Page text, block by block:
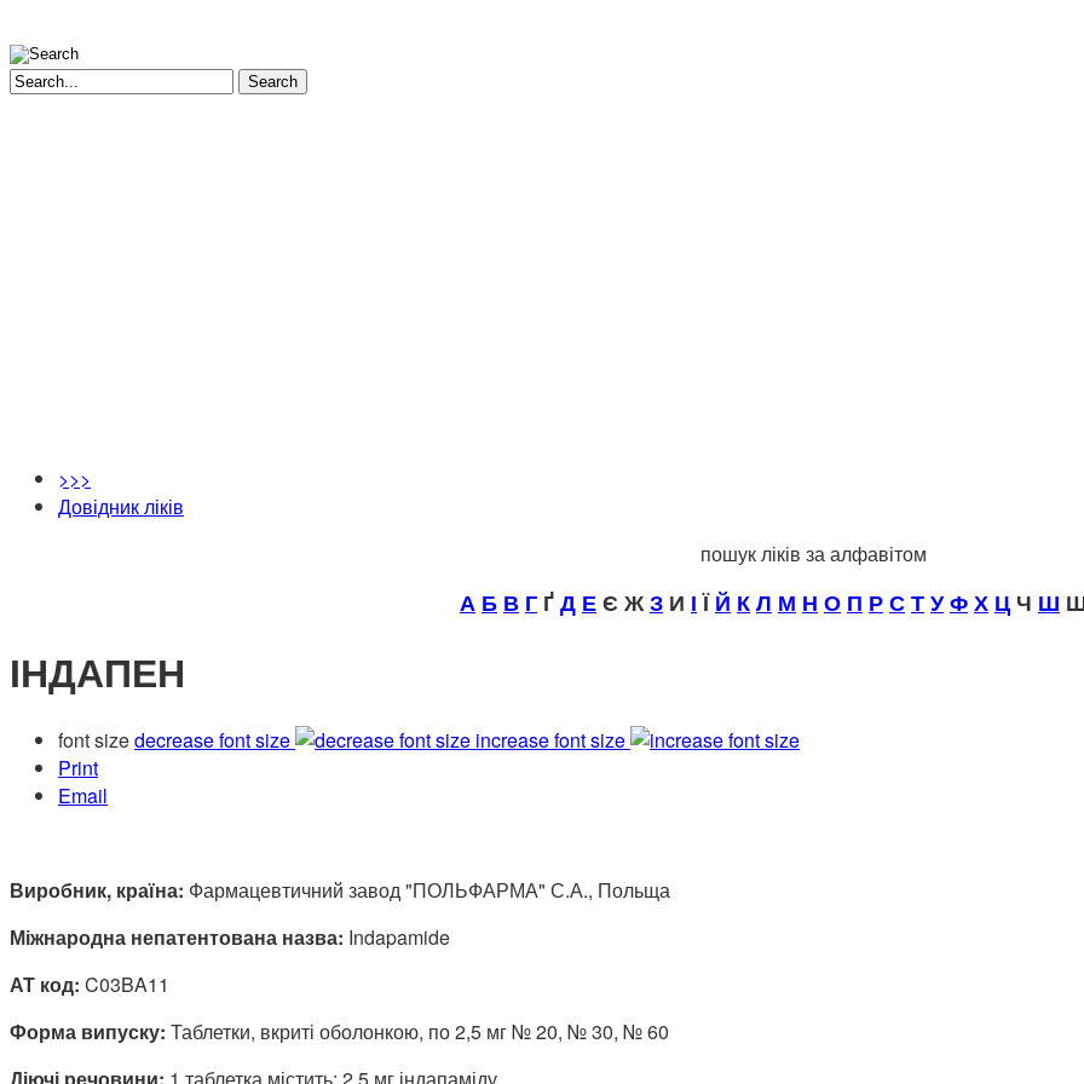
Search
>>>
Довідник ліків
пошук ліків за алфавітом
А Б В Г ҐД ЕЄ ЖЗ И ІЇЙ КЛ М Н О П РСТУФХ Ц Ч Ш
ІНДАПЕН
font sizedecrease font size
increase font size
Print
Email
Виробник, країна: Фармацевтичний завод "ПОЛЬФАРМА" С.А., Польща
Міжнародна непатентована назва: Indapamide
АТ код: C03BA11
Форма випуску: Таблетки, вкриті оболонкою, по 2,5 мг № 20, № 30, № 60
Діючі речовини: 1 таблетка містить: 2,5 мг індапаміду